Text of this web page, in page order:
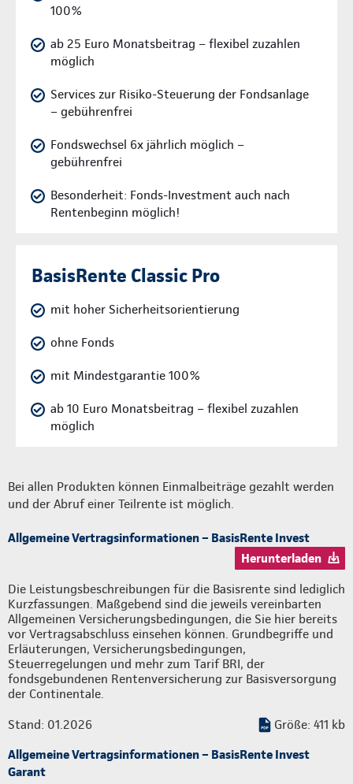
100%
ab 25 Euro Monatsbeitrag – flexibel zuzahlen
möglich
Services zur Risiko-Steuerung der Fondsanlage
– gebührenfrei
Fondswechsel 6x jährlich möglich –
gebührenfrei
Besonderheit: Fonds-Investment auch nach
Rentenbeginn möglich!
BasisRente Classic Pro
mit hoher Sicherheitsorientierung
ohne Fonds
mit Mindestgarantie 100%
ab 10 Euro Monatsbeitrag – flexibel zuzahlen
möglich
Bei allen Produkten können Einmalbeiträge gezahlt werden
und der Abruf einer Teilrente ist möglich.
Allgemeine Vertragsinformationen – BasisRente Invest
Herunterladen
Die Leistungsbeschreibungen für die Basisrente sind lediglich
Kurzfassungen. Maßgebend sind die jeweils vereinbarten
Allgemeinen Versicherungsbedingungen, die Sie hier bereits
vor Vertragsabschluss einsehen können. Grundbegriffe und
Erläuterungen, Versicherungsbedingungen,
Steuerregelungen und mehr zum Tarif BRI, der
fondsgebundenen Rentenversicherung zur Basisversorgung
der Continentale.
Stand: 01.2026
Größe: 411 kb
Allgemeine Vertragsinformationen – BasisRente Invest
Garant